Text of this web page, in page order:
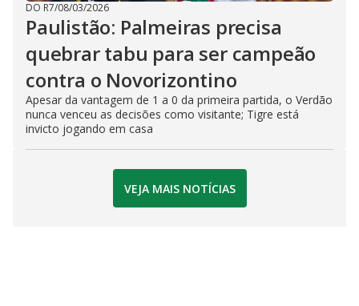
DO R7/08/03/2026
Paulistão: Palmeiras precisa
quebrar tabu para ser campeão
contra o Novorizontino
Apesar da vantagem de 1 a 0 da primeira partida, o Verdão
nunca venceu as decisões como visitante; Tigre está
invicto jogando em casa
VEJA MAIS NOTÍCIAS